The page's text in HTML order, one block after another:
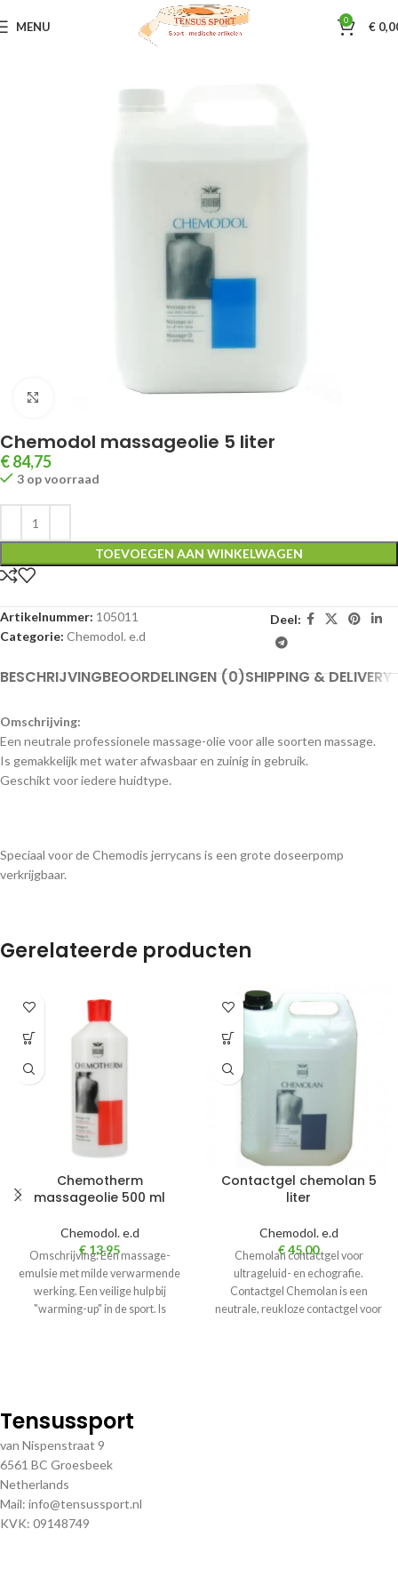
MENU 0 €
Home Sportmassage Chemodol. e.d
Klik om te vergroten
Chemodol massageolie 5 liter
€84,75
3 op voorraad
TOEVOEGEN AAN WINKELWAGEN
Artikelnummer: 105011
Categorie: Chemodol. e.d
Deel:
BESCHRIJVINGBEOORDELINGEN (0)SHIPPING & DELIVERY
Omschrijving:
Een neutrale professionele massage-olie voor alle soorten massage.
Is gemakkelijk met water afwasbaar en zuinig in gebruik.
Geschikt voor iedere huidtype.
Speciaal voor de Chemodis jerrycans is een grote doseerpomp
verkrijgbaar.
Gerelateerde producten
Chemotherm
massageolie 500 ml
Chemodol. e.d
€ 13,95
Omschrijving: Een massage-
emulsie met milde verwarmende
werking. Een veilige hulp bij
"warming-up" in de sport. Is
Contactgel chemolan 5
liter
Chemodol. e.d
€45,00
Chemolan contactgel voor
ultrageluid- en echografie.
Contactgel Chemolan is een
neutrale, reukloze contactgel voor
Tensussport
van Nispenstraat 9
6561 BC Groesbeek
Netherlands
Mail: info@tensussport.nl
KVK: 09148749